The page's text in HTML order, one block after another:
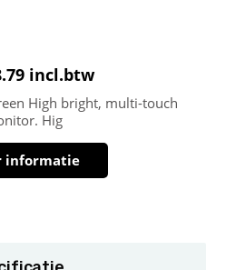
incl.btw
High bright, multi-touch
Hig
informatie